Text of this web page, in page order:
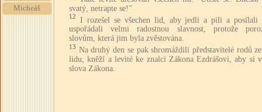
Micheáš
svatý, netrapte se!"
12
I rozešel se všechen lid, aby jedli a pili a posílali
uspořádali velmi radostnou slavnost, protože
slovům, která jim byla zvěstována.
13 Na druhý den se pak shromáždili představitelé rodů
lidu, kněží a levité ke znalci Zákona Ezdrášovi, aby si
slova Zákona.